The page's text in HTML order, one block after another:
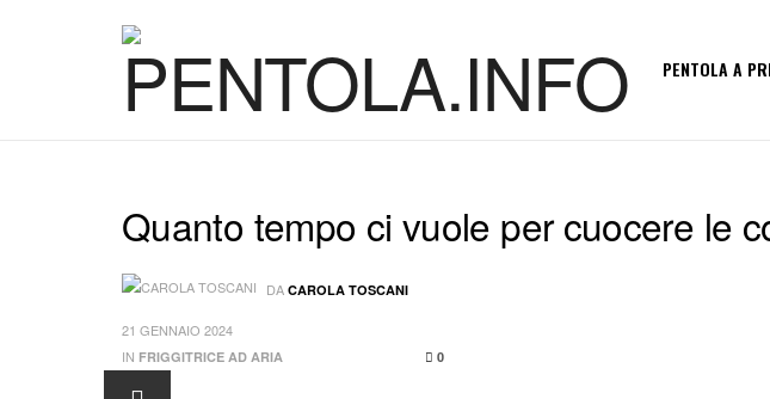
PENTOLA A
Quanto tempo ci vuole per cuocere le
DA CAROLA TOSCANI
21 GENNAIO 2024
IN FRIGGITRICE AD ARIA 0